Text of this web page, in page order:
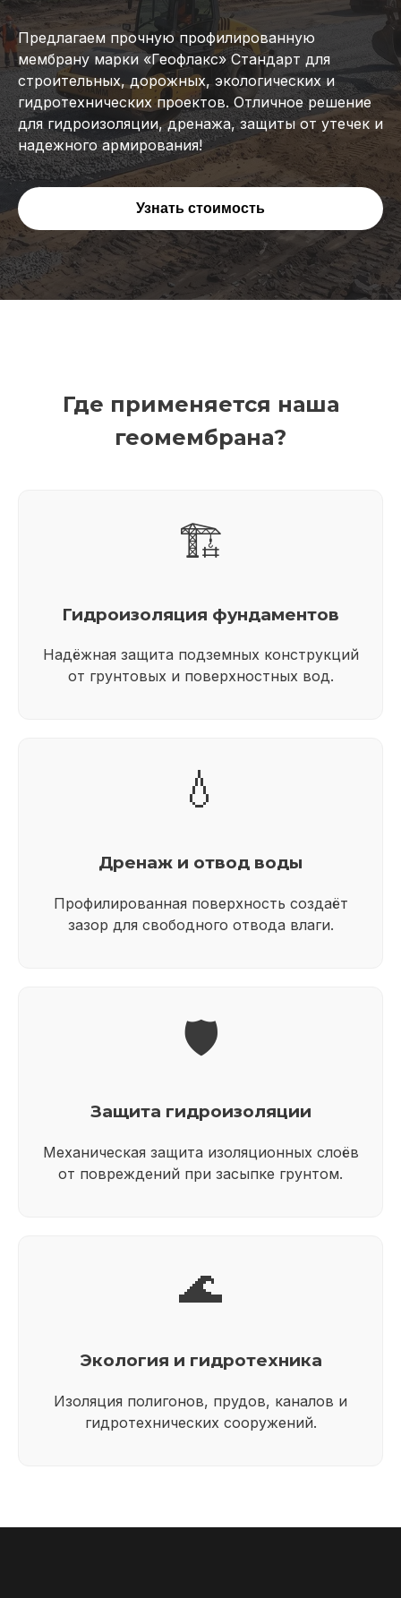
Предлагаем прочную профилированную
мембрану марки «Геофлакс» Стандарт для
строительных, дорожных, экологических и
гидротехнических проектов. Отличное решение
для гидроизоляции, дренажа, защиты от утечек и
надежного армирования!
Узнать стоимость
Где применяется наша
геомембрана?
🏗️
Гидроизоляция фундаментов
Надёжная защита подземных конструкций
от грунтовых и поверхностных вод.
💧
Дренаж и отвод воды
Профилированная поверхность создаёт
зазор для свободного отвода влаги.
🛡️
Защита гидроизоляции
Механическая защита изоляционных слоёв
от повреждений при засыпке грунтом.
🌊
Экология и гидротехника
Изоляция полигонов, прудов, каналов и
гидротехнических сооружений.